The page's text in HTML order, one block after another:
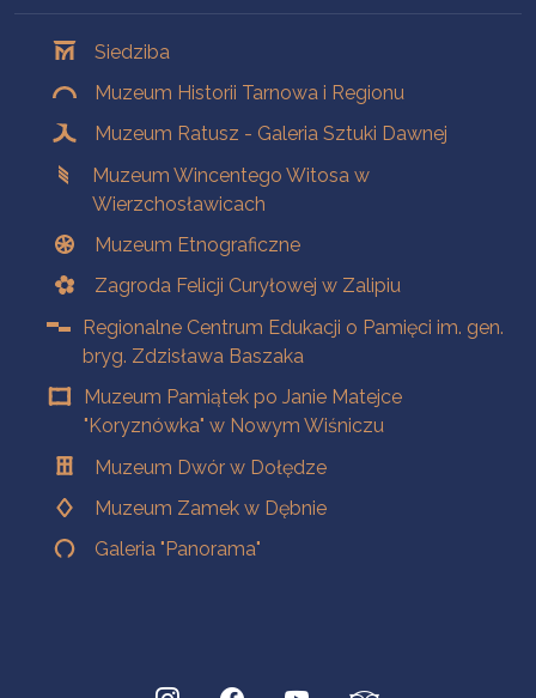
Siedziba
Muzeum Historii Tarnowa i Regionu
Muzeum Ratusz - Galeria Sztuki Dawnej
Muzeum Wincentego Witosa w
Wierzchosławicach
Muzeum Etnograficzne
Zagroda Felicji Curyłowej w Zalipiu
Regionalne Centrum Edukacji o Pamięci im. gen.
bryg. Zdzisława Baszaka
Muzeum Pamiątek po Janie Matejce
"Koryznówka" w Nowym Wiśniczu
Muzeum Dwór w Dołędze
Muzeum Zamek w Dębnie
Galeria "Panorama"